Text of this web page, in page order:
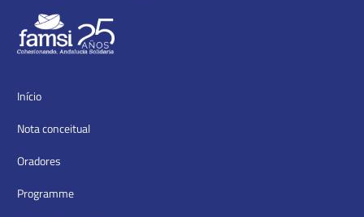
Início
Nota conceitual
Oradores
Programme